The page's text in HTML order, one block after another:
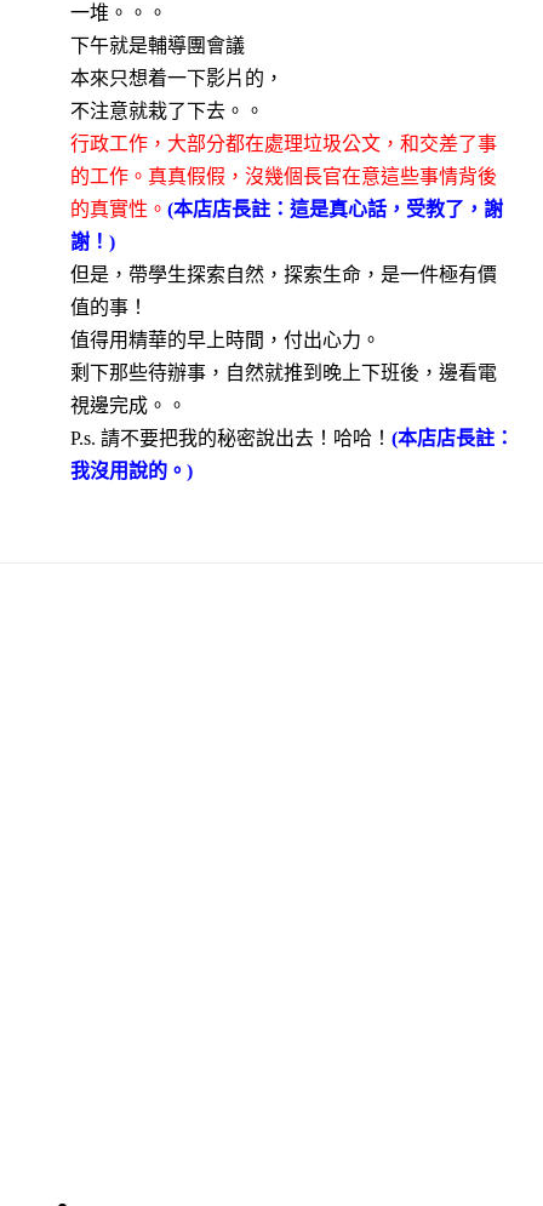
一堆。。。
下午就是輔導團會議
本來只想着一下影片的，
不注意就栽了下去。。
行政工作，大部分都在處理垃圾公文，和交差了事
的工作。真真假假，沒幾個長官在意這些事情背後
的真實性。(本店店長註：這是真心話，受教了，謝
謝！)
但是，帶學生探索自然，探索生命，是一件極有價
值的事！
值得用精華的早上時間，付出心力。
剩下那些待辦事，自然就推到晚上下班後，邊看電
視邊完成。。
P.s.請不要把我的秘密說出去！哈哈！(本店店長註：
我沒用說的。)